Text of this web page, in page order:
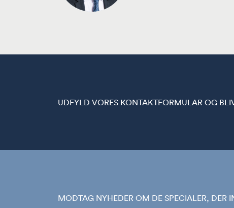
UDFYLD VORES KONTAKTFORMULAR OG
MODTAG NYHEDER OM DE SPECIALER, DER